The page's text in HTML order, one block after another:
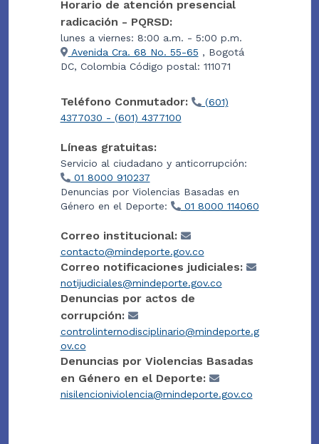
Horario de atención presencial
radicación - PQRSD:
lunes a viernes: 8:00 a.m. - 5:00 p.m.
Avenida Cra. 68 No. 55-65 , Bogotá
DC, Colombia Código postal: 111071
Teléfono Conmutador:
(601)
4377030 - (601) 4377100
Líneas gratuitas:
Servicio al ciudadano y anticorrupción:
01 8000 910237
Denuncias por Violencias Basadas en
Género en el Deporte:
01 8000 114060
Correo institucional:
contacto@mindeporte.gov.co
Correo notificaciones judiciales:
notijudiciales@mindeporte.gov.co
Denuncias por actos de
corrupción:
controlinternodisciplinario@mindeporte.g
ov.co
Denuncias por Violencias Basadas
en Género en el Deporte:
nisilencioniviolencia@mindeporte.gov.co